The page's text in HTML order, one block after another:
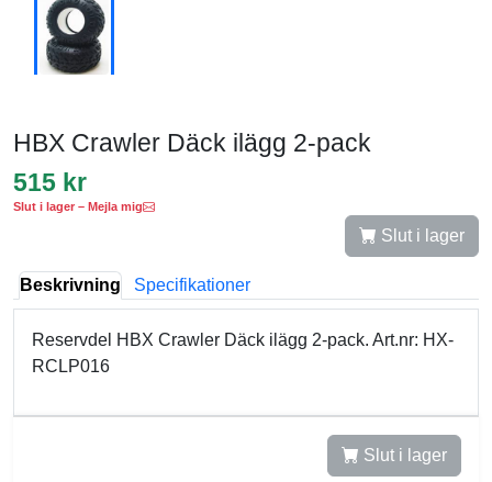
HBX Crawler Däck ilägg 2-pack
515 kr
Slut i lager – Mejla mig
Slut i lager
Beskrivning Specifikationer
Reservdel HBX Crawler Däck ilägg 2-pack. Art.nr: HX-
RCLP016
Slut i lager